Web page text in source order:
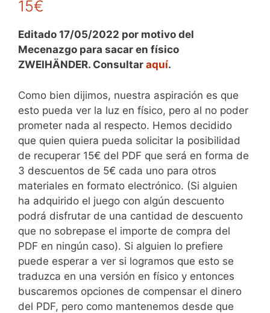
15€
Editado 17/05/2022 por motivo del
Mecenazgo para sacar en físico
ZWEIHÄNDER. Consultar aquí.
Como bien dijimos, nuestra aspiración es que
esto pueda ver la luz en físico, pero al no poder
prometer nada al respecto. Hemos decidido
que quien quiera pueda solicitar la posibilidad
de recuperar 15€ del PDF que será en forma de
3 descuentos de 5€ cada uno para otros
materiales en formato electrónico. (Si alguien
ha adquirido el juego con algún descuento
podrá disfrutar de una cantidad de descuento
que no sobrepase el importe de compra del
PDF en ningún caso). Si alguien lo prefiere
puede esperar a ver si logramos que esto se
traduzca en una versión en físico y entonces
buscaremos opciones de compensar el dinero
del PDF, pero como mantenemos desde que